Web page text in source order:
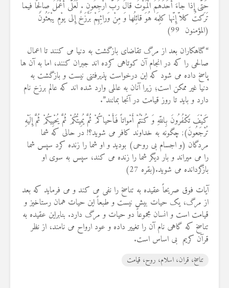
حَتّی إِذا جاءَ أحَدَهُمُ الْمَوْتُ قالَ رَبّ ارْجِعُونِ . لَعَلّی أعْمَلُ صالِحًا فیما
تَرَکتُ کلاّ إِنّها کلِمَه هُوَ قائِلُها وَ مِنْ وَرائِهِمْ بَرْزَخٌ إِلی یوْمِ یبْعَثُونَ
(المؤمنون 99)
“گناهکاران بعد از مرگ تقاضای بازگشت به دنیا می کنند تا اعمال
صالحی را که در انجام آن کوتاهی کرده اند جبران کنند، اما به آن ها
پاسخ داده می شود که این درخواست پذیرفتنی نیست و بازگشت به
دنیا غیر ممکن است؛ زیرا آنان به عالمی وارد شده اند که عالم برزخ نام
دارد و باید تا روز قیامت در آنجا بمانند”.
كَيْفَ تَكْفُرُونَ بِاللّهِ وَ كُنْتُمْ أَمْواتاً فَأَحْياكُمْ ثُمَّ يُمِيتُكُمْ ثُمَّ يُحْيِيكُمْ ثُمَّ إِلَيْهِ
تُرْجَعُونَ); چگونه به خداوند كافر مى شويد؟! در حالى كه شما
مردگان (و اجسام بى روحى) بوديد و او شما را زنده كرد سپس شما
را مى ميراند و بار ديگر شما را زنده مى كند، سپس به سوى او
بازگردانده مى شويد.(بقره 27)
آيات فوق صريحاً عقيده به تناسخ را نفى مى كند و مى فرمايد که بعد
از مرگ، يک حيات بيش نيست و طبعاً اين حيات همان رستاخيز و
قيامت است و انسان مجموعاً دو حيات و مرگ دارد. بنابراين عقيده به
تناسخ كه گاهى نام آن را تغيير داده و عود ارواح مى نامند، از نظر
قرآن کریم بى اساس است.
تناسخ، قران، اسلام، روح، قیامت
19 جولای 2026
36 نمایش ها